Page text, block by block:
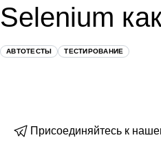
Selenium
АВТОТЕСТЫ ТЕСТИРОВАНИЕ
Присоединяйтесь к